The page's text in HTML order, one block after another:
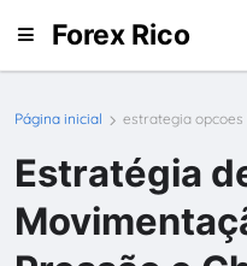
Forex Rico
Página inicial estrategia opcoes
Estratégia